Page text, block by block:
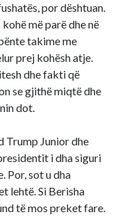
por dështuan.
më parë dhe në
takime me
prej kohësh atje.
dhe fakti që
se gjithë miqtë dhe
dot.
Trump Junior dhe
i dha siguri
Por, sot u dha
lehtë. Si Berisha
të mos preket fare.